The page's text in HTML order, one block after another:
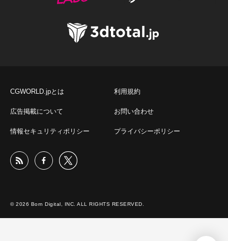
CGWORLD.jpとは 利用規約
広告掲載について お問い合わせ
情報セキュリティポリシー プライバシーポリシー
© 2026 Born Digital, INC. ALL RIGHTS RESERVED.